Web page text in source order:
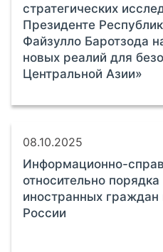
стратегических
Президенте
Файзулло Баротзода
новых реалий для
Центральной Азии»
08.10.2025
Информационно-
относительно
иностранных граждан
России